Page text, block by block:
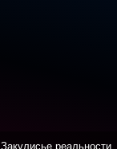
Закулисье реальности